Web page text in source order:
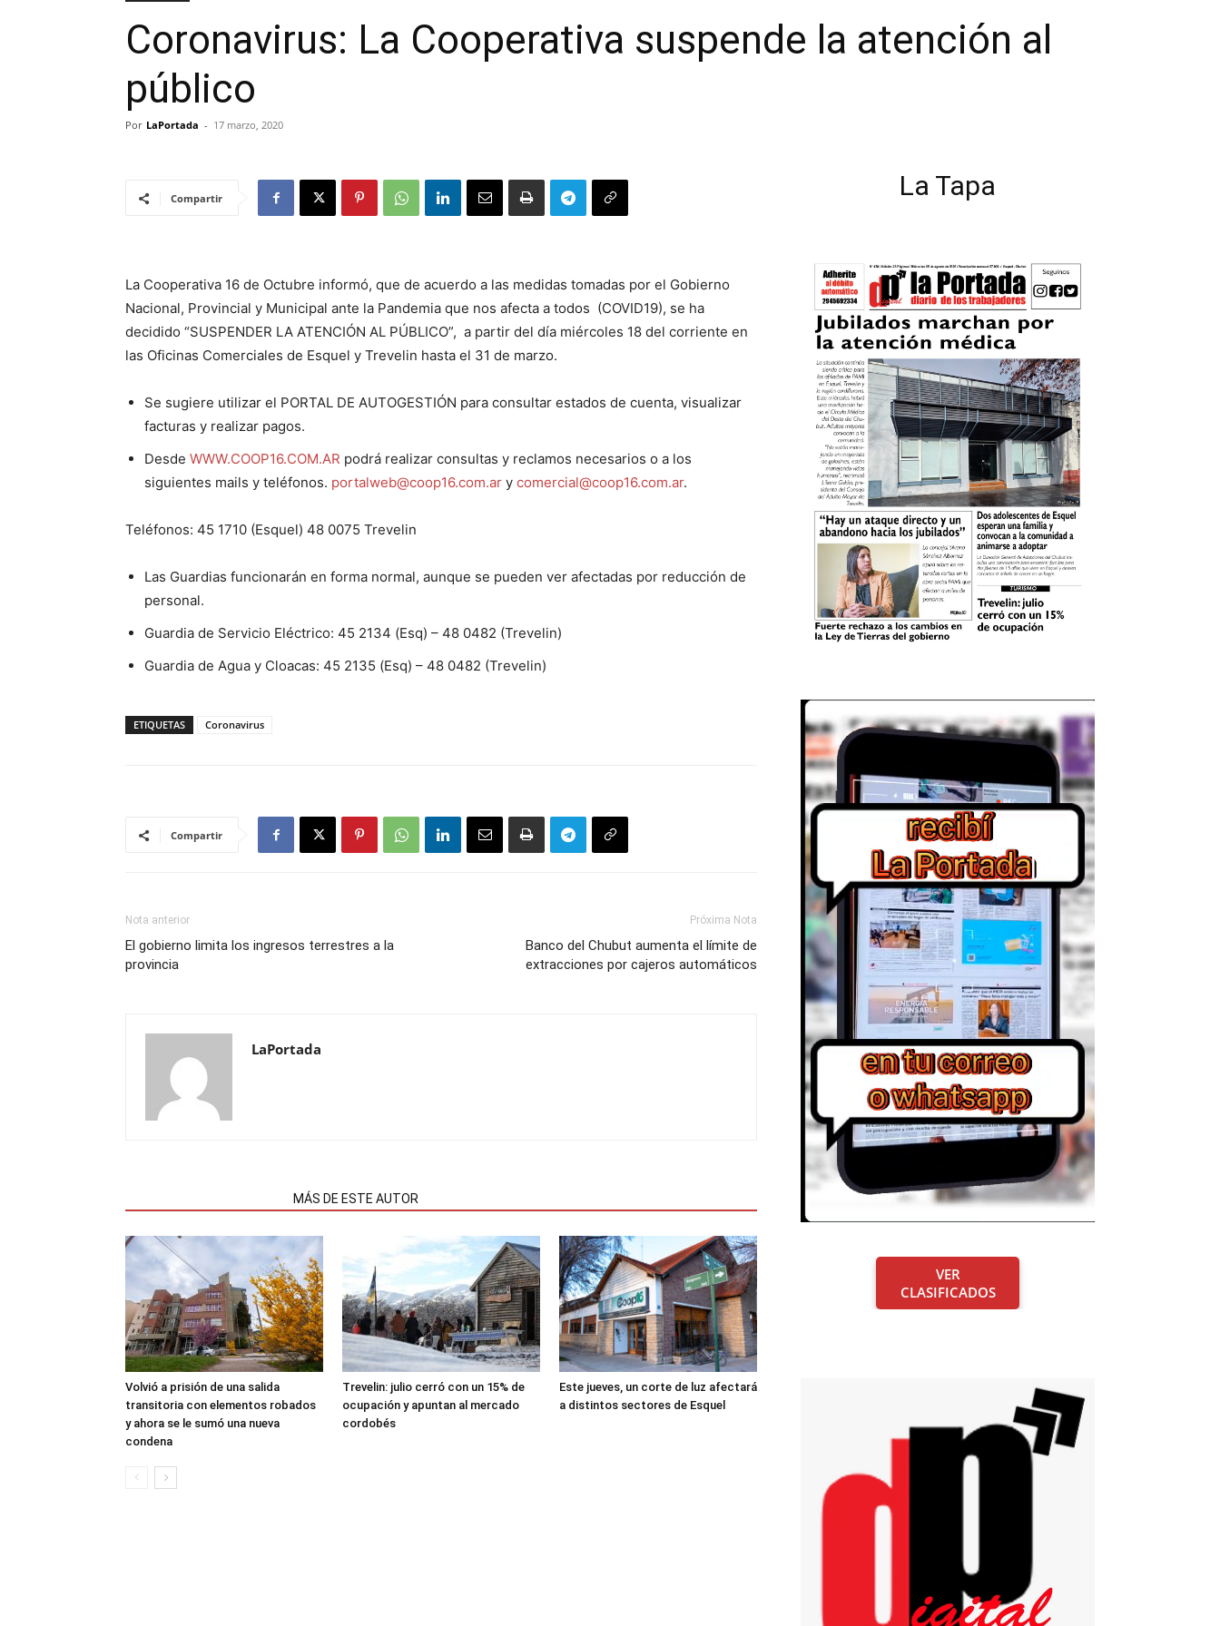
Coronavirus: La Cooperativa suspende la atención al
público
Por LaPortada - 17 marzo, 2020
Compartir
La Cooperativa 16 de Octubre informó, que de acuerdo a las medidas tomadas por el Gobierno
Nacional, Provincial y Municipal ante la Pandemia que nos afecta a todos (COVID19), se ha
decidido “SUSPENDER LA ATENCIÓN AL PÚBLICO”, a partir del día miércoles 18 del corriente en
las Oficinas Comerciales de Esquel y Trevelin hasta el 31 de marzo.
Se sugiere utilizar el PORTAL DE AUTOGESTIÓN para consultar estados de cuenta, visualizar
facturas y realizar pagos.
Desde WWW.COOP16.COM.AR podrá realizar consultas y reclamos necesarios o a los
siguientes mails y teléfonos. portalweb@coop16.com.ar y comercial@coop16.com.ar.
Teléfonos: 45 1710 (Esquel) 48 0075 Trevelin
Las Guardias funcionarán en forma normal, aunque se pueden ver afectadas por reducción de
personal.
Guardia de Servicio Eléctrico: 45 2134 (Esq) – 48 0482 (Trevelin)
Guardia de Agua y Cloacas: 45 2135 (Esq) – 48 0482 (Trevelin)
ETIQUETAS Coronavirus
Compartir
Nota anterior
El gobierno limita los ingresos terrestres a la
provincia
Próxima Nota
Banco del Chubut aumenta el límite de
extracciones por cajeros automáticos
LaPortada
MÁS DE ESTE AUTOR
Volvió a prisión de una salida
transitoria con elementos robados
y ahora se le sumó una nueva
condena
Trevelin: julio cerró con un 15% de
ocupación y apuntan al mercado
cordobés
Este jueves, un corte de luz afectará
a distintos sectores de Esquel
La Tapa
VER
CLASIFICADOS